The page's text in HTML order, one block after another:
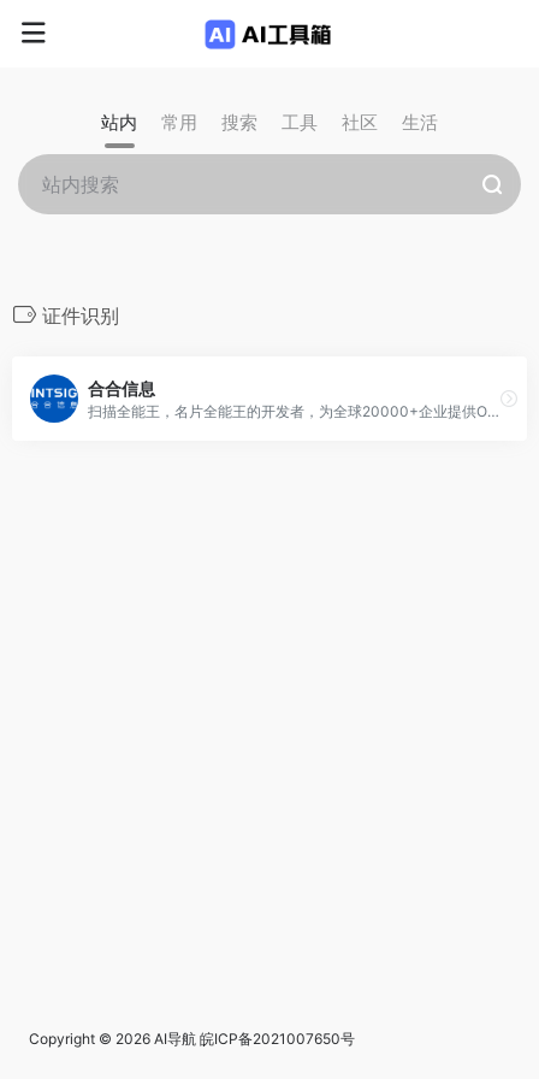
站内 常用 搜索 工具 社区 生活
证件识别
合合信息
扫描全能王，名片全能王的开发者，为全球20000+企业提供OCR，名片识别，证件识别，文档识别，企业征信，团队协作等技术支持，googleplay优秀开发者
Copyright © 2026 AI导航 皖ICP备2021007650号